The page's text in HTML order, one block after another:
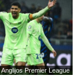
Anglijos Premier League